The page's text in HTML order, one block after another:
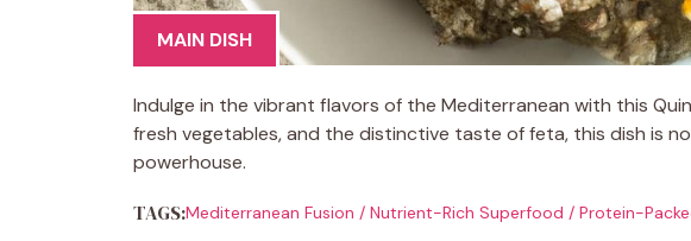
MAIN DISH
Indulge in the vibrant flavors of the Mediterranean with this
fresh vegetables, and the distinctive taste of feta, this dish is
powerhouse.
TAGS:Mediterranean Fusion / Nutrient-Rich Superfood / Protein-